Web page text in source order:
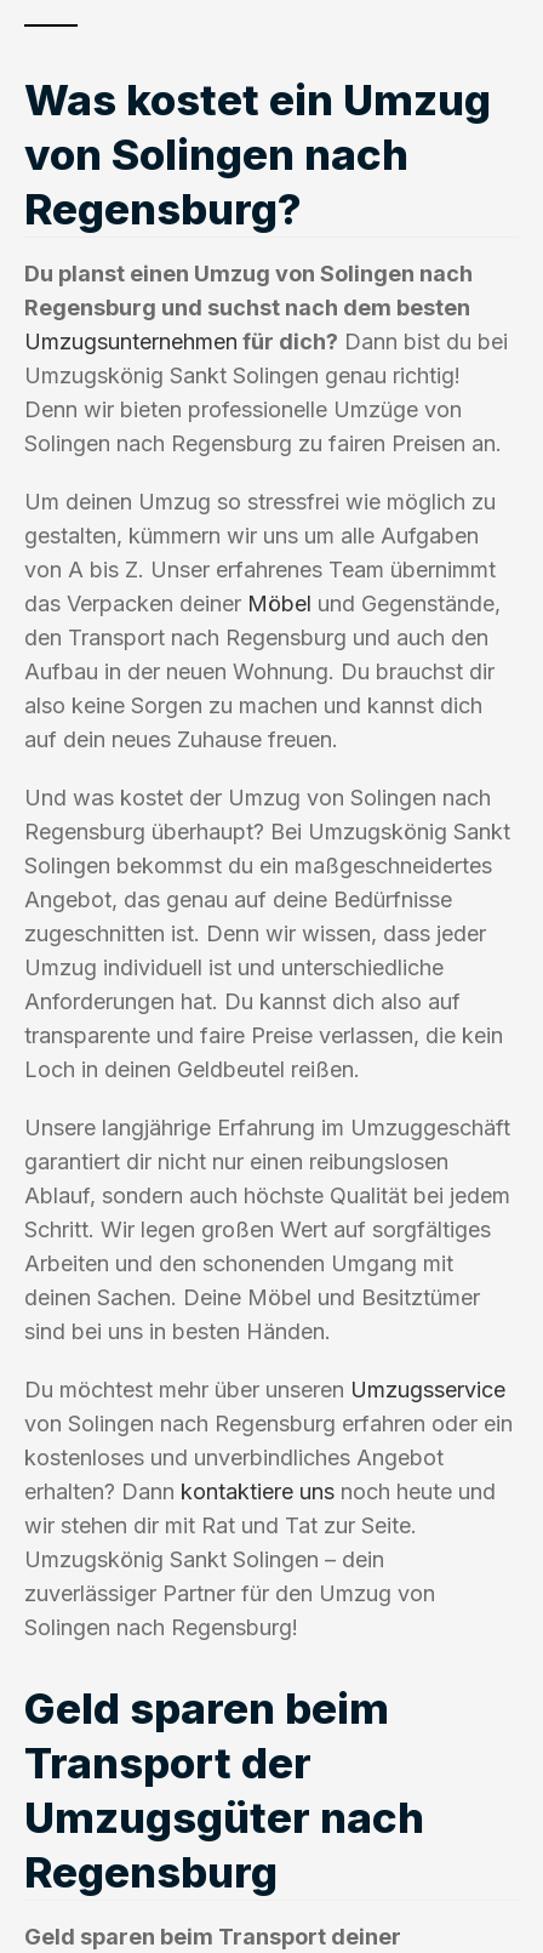
Was kostet ein Umzug
von Solingen nach
Regensburg?
Du planst einen Umzug von Solingen nach
Regensburg und suchst nach dem besten
Umzugsunternehmen für dich? Dann bist du bei
Umzugskönig Sankt Solingen genau richtig!
Denn wir bieten professionelle Umzüge von
Solingen nach Regensburg zu fairen Preisen an.
Um deinen Umzug so stressfrei wie möglich zu
gestalten, kümmern wir uns um alle Aufgaben
von A bis Z. Unser erfahrenes Team übernimmt
das Verpacken deiner Möbel und Gegenstände,
den Transport nach Regensburg und auch den
Aufbau in der neuen Wohnung. Du brauchst dir
also keine Sorgen zu machen und kannst dich
auf dein neues Zuhause freuen.
Und was kostet der Umzug von Solingen nach
Regensburg überhaupt? Bei Umzugskönig Sankt
Solingen bekommst du ein maßgeschneidertes
Angebot, das genau auf deine Bedürfnisse
zugeschnitten ist. Denn wir wissen, dass jeder
Umzug individuell ist und unterschiedliche
Anforderungen hat. Du kannst dich also auf
transparente und faire Preise verlassen, die kein
Loch in deinen Geldbeutel reißen.
Unsere langjährige Erfahrung im Umzuggeschäft
garantiert dir nicht nur einen reibungslosen
Ablauf, sondern auch höchste Qualität bei jedem
Schritt. Wir legen großen Wert auf sorgfältiges
Arbeiten und den schonenden Umgang mit
deinen Sachen. Deine Möbel und Besitztümer
sind bei uns in besten Händen.
Du möchtest mehr über unseren Umzugsservice
von Solingen nach Regensburg erfahren oder ein
kostenloses und unverbindliches Angebot
erhalten? Dann kontaktiere uns noch heute und
wir stehen dir mit Rat und Tat zur Seite.
Umzugskönig Sankt Solingen – dein
zuverlässiger Partner für den Umzug von
Solingen nach Regensburg!
Geld sparen beim
Transport der
Umzugsgüter nach
Regensburg
Geld sparen beim Transport deiner